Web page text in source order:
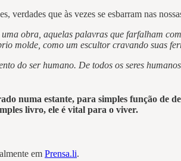
verdades que às vezes se esbarram nas
obra, aquelas palavras que farfalham
molde, como um escultor cravando suas
do ser humano. De todos os seres
numa estante, para simples função de
livro, ele é vital para o viver.
em Prensa.li.